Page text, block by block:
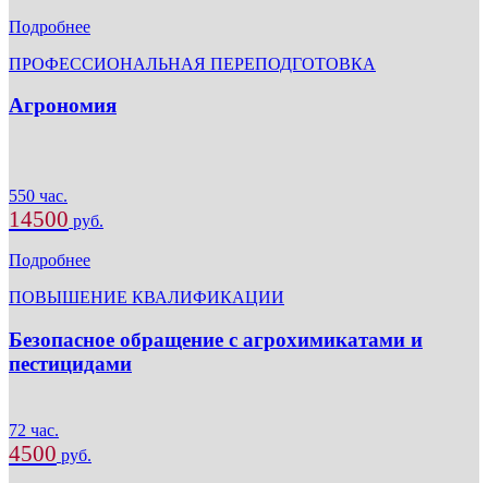
Подробнее
ПРОФЕССИОНАЛЬНАЯ ПЕРЕПОДГОТОВКА
Агрономия
550 час.
14500 руб.
Подробнее
ПОВЫШЕНИЕ КВАЛИФИКАЦИИ
Безопасное обращение с агрохимикатами и
пестицидами
72 час.
4500 руб.